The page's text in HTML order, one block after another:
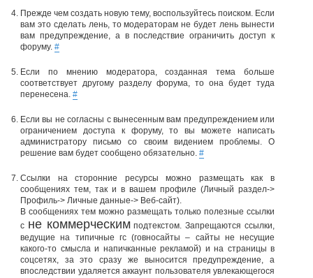
Прежде чем создать новую тему, воспользуйтесь поиском. Если
вам это сделать лень, то модераторам не будет лень вынести
вам предупреждение, а в последствие ограничить доступ к
форуму. #
Если по мнению модератора, созданная тема больше
соответствует другому разделу форума, то она будет туда
перенесена. #
Если вы не согласны с вынесенным вам предупреждением или
ограничением доступа к форуму, то вы можете написать
администратору письмо со своим видением проблемы. О
решение вам будет сообщено обязательно. #
Ссылки на сторонние ресурсы можно размещать как в
сообщениях тем, так и в вашем профиле (Личный раздел->
Профиль-> Личные данные-> Веб-сайт).
В сообщениях тем можно размещать только полезные ссылки
с не коммерческим подтекстом. Запрещаются ссылки,
ведущие на типичные гс (говносайты – сайты не несущие
какого-то смысла и напичканные рекламой) и на страницы в
соцсетях, за это сразу же выносится предупреждение, а
впоследствии удаляется аккаунт пользователя увлекающегося